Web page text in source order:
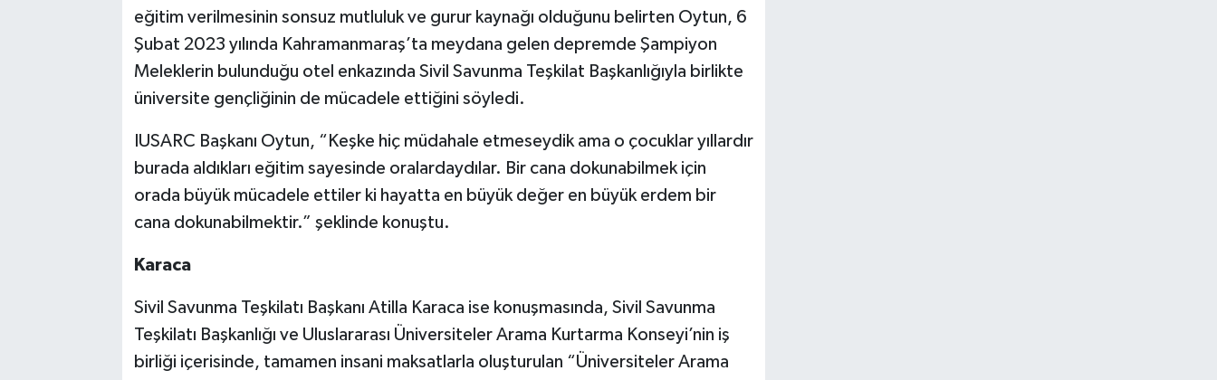
eğitim verilmesinin sonsuz mutluluk ve gurur kaynağı olduğunu belirten Oytun, 6
Şubat 2023 yılında Kahramanmaraş’ta meydana gelen depremde Şampiyon
Meleklerin bulunduğu otel enkazında Sivil Savunma Teşkilat Başkanlığıyla birlikte
üniversite gençliğinin de mücadele ettiğini söyledi.
IUSARC Başkanı Oytun, “Keşke hiç müdahale etmeseydik ama o çocuklar yıllardır
burada aldıkları eğitim sayesinde oralardaydılar. Bir cana dokunabilmek için
orada büyük mücadele ettiler ki hayatta en büyük değer en büyük erdem bir
cana dokunabilmektir.” şeklinde konuştu.
Karaca
Sivil Savunma Teşkilatı Başkanı Atilla Karaca ise konuşmasında, Sivil Savunma
Teşkilatı Başkanlığı ve Uluslararası Üniversiteler Arama Kurtarma Konseyi’nin iş
birliği içerisinde, tamamen insani maksatlarla oluşturulan “Üniversiteler Arama